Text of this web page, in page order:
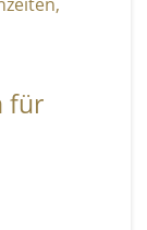
für